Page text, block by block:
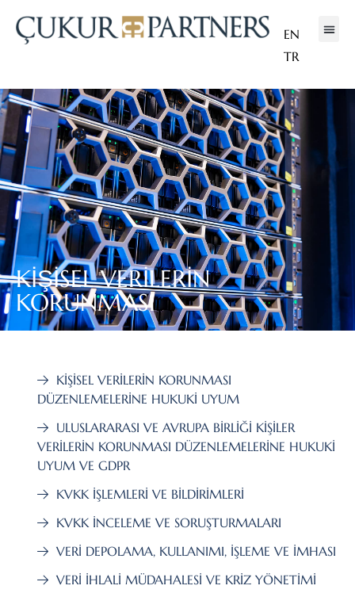
EN
TR
KİŞİSEL VERİLERİN
KORUNMASI
KİŞİSEL VERİLERİN KORUNMASI
DÜZENLEMELERİNE HUKUKİ UYUM
ULUSLARARASI VE AVRUPA BİRLİĞİ KİŞİLER
VERİLERİN KORUNMASI DÜZENLEMELERİNE HUKUKİ
UYUM VE GDPR
KVKK İŞLEMLERİ VE BİLDİRİMLERİ
KVKK İNCELEME VE SORUŞTURMALARI
VERİ DEPOLAMA, KULLANIMI, İŞLEME VE İMHASI
VERİ İHLALİ MÜDAHALESİ VE KRİZ YÖNETİMİ